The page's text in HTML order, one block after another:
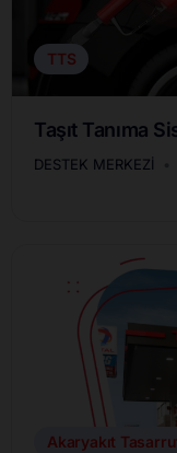
TTS
Taşıt Tanıma
DESTEK MERKEZI
Akaryakıt